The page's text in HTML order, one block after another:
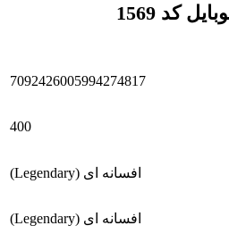
کد 1569
7092426005994274817
400
افسانه ای (Legendary)
افسانه ای (Legendary)